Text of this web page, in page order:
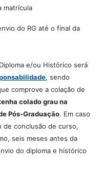
matrícula
do RG até o final da
e/ou Histórico será
, sendo
comprove a colação de
colado grau na
Pós-Graduação. Em caso
de conclusão de curso,
seis meses antes da
do diploma e histórico